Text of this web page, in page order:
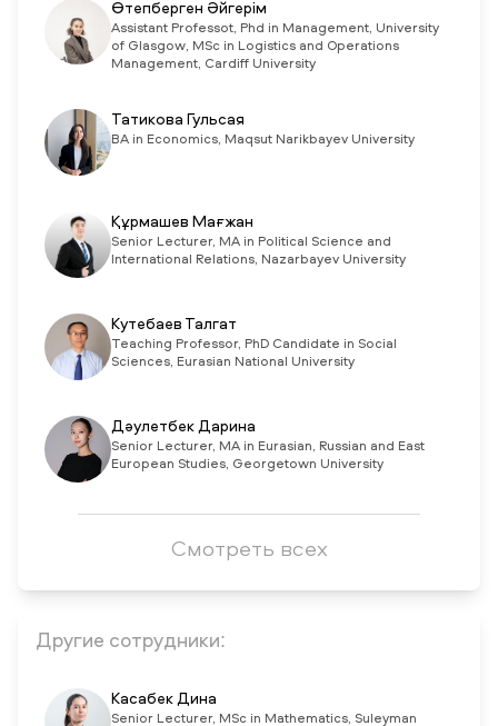
Өтепберген Әйгерім
Assistant Professot, Phd in Management, University
of Glasgow, MSc in Logistics and Operations
Management, Cardiff University
Татикова Гульсая
BA in Economics, Maqsut Narikbayev University
Құрмашев Мағжан
Senior Lecturer, MA in Political Science and
International Relations, Nazarbayev University
Кутебаев Талгат
Teaching Professor, PhD Candidate in Social
Sciences, Eurasian National University
Дәулетбек Дарина
Senior Lecturer, MA in Eurasian, Russian and East
European Studies, Georgetown University
Смотреть всех
Другие сотрудники:
Касабек Дина
Senior Lecturer, MSc in Mathematics, Suleyman